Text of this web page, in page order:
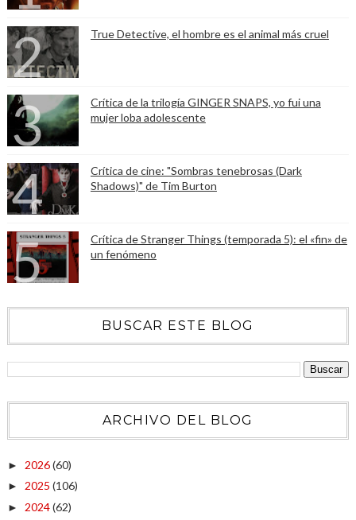
True Detective, el hombre es el animal más cruel
Crítica de la trilogía GINGER SNAPS, yo fui una
mujer loba adolescente
Crítica de cine: "Sombras tenebrosas (Dark
Shadows)" de Tim Burton
Crítica de Stranger Things (temporada 5): el «fin» de
un fenómeno
BUSCAR ESTE BLOG
ARCHIVO DEL BLOG
► 2026(60)
► 2025 (106)
► 2024(62)